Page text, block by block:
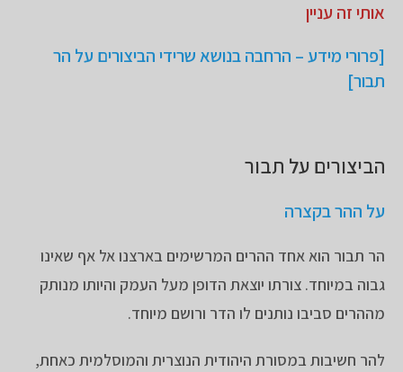
אותי זה עניין
[פרורי מידע – הרחבה בנושאשרידי הביצורים על הר
תבור]
הביצורים על תבור
על ההר בקצרה
הר תבור הוא אחד ההרים המרשימים בארצנו אל אף שאינו
גבוה במיוחד. צורתו יוצאת הדופן מעל העמק והיותו מנותק
מההרים סביבו נותנים לו הדר ורושם מיוחד.
להר חשיבות במסורת היהודית הנוצרית והמוסלמית כאחת,